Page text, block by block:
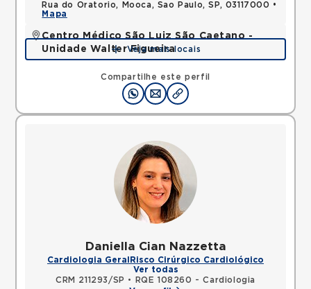
Compartilhe este perfil
Rua do Oratorio, Mooca, Sao Paulo, SP, 03117000 •
Mapa
Centro Médico São Luiz São Caetano -
Unidade Walter Figueira
Rua Walter Figueira, Ceramica, Sao Caetano do
Sul, SP, 09531205 •
Mapa
Veja mais locais
Daniella Cian Nazzetta
Cardiologia Geral Risco Cirúrgico Cardiológico
Ver todas
CRM 211293/SP •
RQE 108260 - Cardiologia